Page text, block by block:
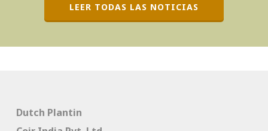
LEER TODAS LAS NOTICIAS
Dutch Plantin